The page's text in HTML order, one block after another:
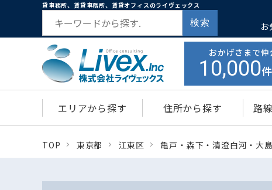
貸事務所、賃貸事務所、賃貸オフィスのライヴェックス
検索 お
おかげさまで仲
10,000
エリアから探す 住所から探す 路
TOP 東京都 江東区 亀戸・森下・清澄白河・大